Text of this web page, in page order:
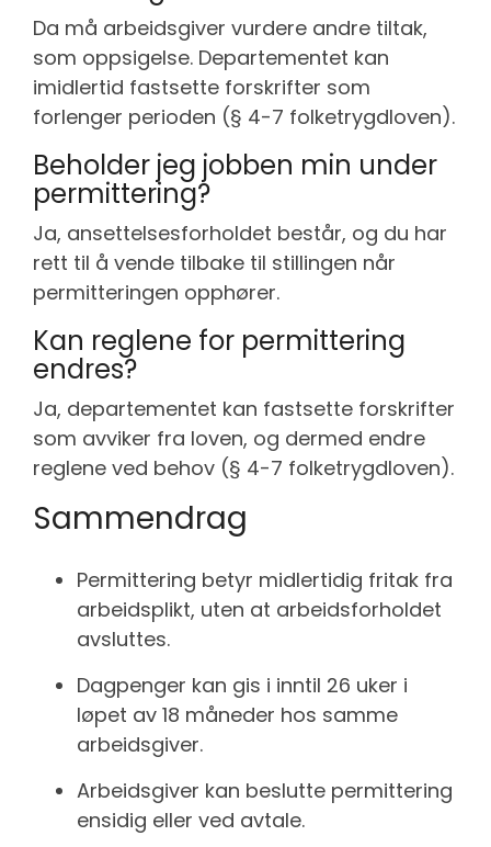
Da må arbeidsgiver vurdere andre tiltak,
som oppsigelse. Departementet kan
imidlertid fastsette forskrifter som
forlenger perioden (§ 4-7 folketrygdloven).
Beholder jeg jobben min under
permittering?
Ja, ansettelsesforholdet består, og du har
rett til å vende tilbake til stillingen når
permitteringen opphører.
Kan reglene for permittering
endres?
Ja, departementet kan fastsette forskrifter
som avviker fra loven, og dermed endre
reglene ved behov (§ 4-7 folketrygdloven).
Sammendrag
Permittering betyr midlertidig fritak fra
arbeidsplikt, uten at arbeidsforholdet
avsluttes.
Dagpenger kan gis i inntil 26 uker i
løpet av 18 måneder hos samme
arbeidsgiver.
Arbeidsgiver kan beslutte permittering
ensidig eller ved avtale.